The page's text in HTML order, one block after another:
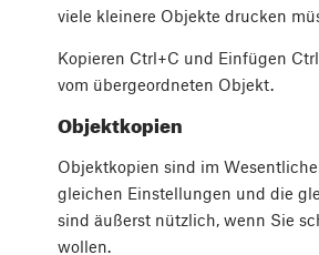
viele kleinere Objekte drucken
Kopieren Ctrl+C und Einfügen
vom übergeordneten Objekt.
Objektkopien
Objektkopien sind im
gleichen Einstellungen und die
sind äußerst nützlich, wenn Sie
wollen.